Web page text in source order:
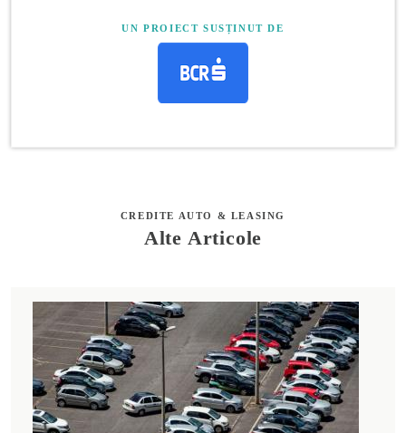
UN PROIECT SUSȚINUT DE
CREDITE AUTO & LEASING
Alte Articole